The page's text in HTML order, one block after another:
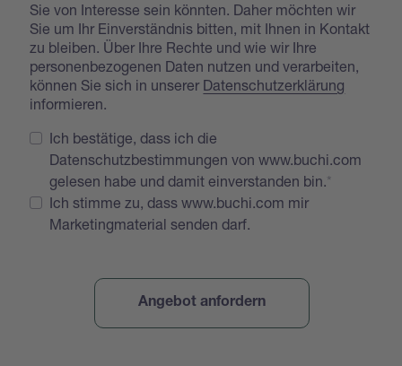
Sie von Interesse sein könnten. Daher möchten wir
Sie um Ihr Einverständnis bitten, mit Ihnen in Kontakt
zu bleiben. Über Ihre Rechte und wie wir Ihre
personenbezogenen Daten nutzen und verarbeiten,
können Sie sich in unserer Datenschutzerklärung
informieren.
Ich bestätige, dass ich die
Datenschutzbestimmungen von www.buchi.com
gelesen habe und damit einverstanden bin.
Ich stimme zu, dass www.buchi.com mir
Marketingmaterial senden darf.